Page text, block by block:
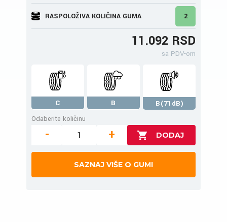
RASPOLOŽIVA KOLIČINA GUMA 2
11.092 RSD
sa PDV-om
C B
B(71dB)
Odaberite količinu
- +
SAZNAJ VIŠE O GUMI